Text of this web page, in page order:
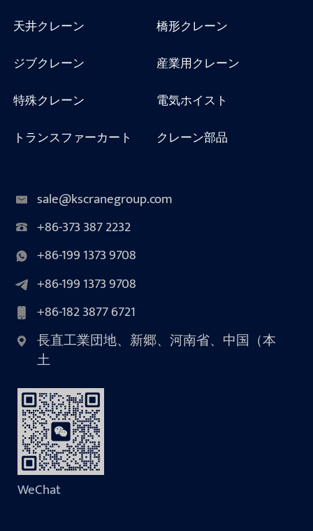
天井クレーン
橋形クレーン
ジブクレーン
産業用クレーン
特殊クレーン
電気ホイスト
トランスファーカート
クレーン部品
sale@kscranegroup.com
+86-373 387 2232
+86-199 1373 9708
+86-199 1373 9708
+86-182 3877 6721
長直工業団地、新郷、河南省、中国（本
土
WeChat